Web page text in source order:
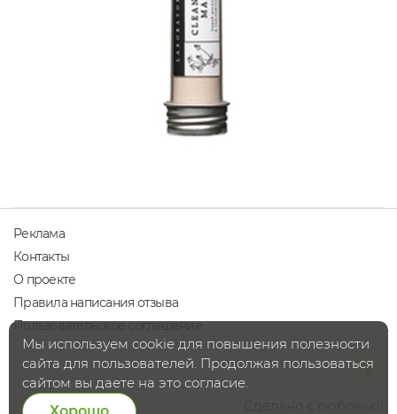
Реклама
Контакты
О проекте
Правила написания отзыва
Пользовательское соглашение
Мы используем cookie для повышения полезности
сайта для пользователей. Продолжая пользоваться
сайтом вы даете на это согласие.